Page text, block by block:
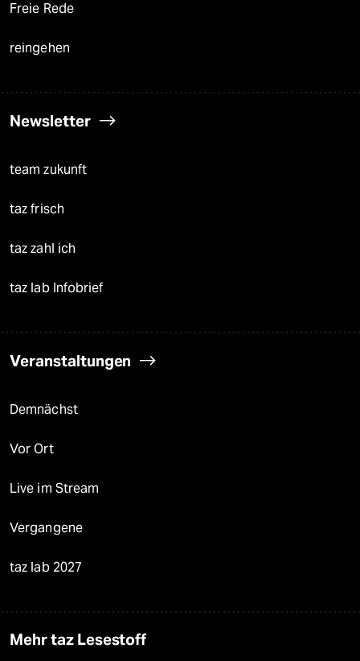
Freie Rede
reingehen
Newsletter
team zukunft
taz frisch
taz zahl ich
taz lab Infobrief
Veranstaltungen
Demnächst
Vor Ort
Live im Stream
Vergangene
taz lab 2027
Mehr taz Lesestoff